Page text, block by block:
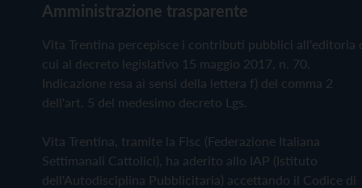
Amministrazione trasparente
Vita Trentina percepisce i contributi pubblici all'editoria
cui al decreto legislativo 15 maggio 2017, n. 70.
Indicazione resa ai sensi della lettera f) del comma 2
dell'art. 5 del medesimo decreto Lgs.
Vita Trentina, tramite la Fisc (Federazione Italiana
Settimanali Cattolici), ha aderito allo IAP (Istituto
dell'Autodisciplina Pubblicitaria) accettando il Codice di